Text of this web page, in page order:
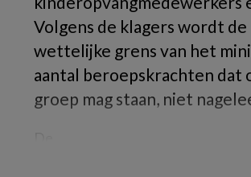
Volgens de klagers wordt de
wettelijke grens van het
aantal beroepskrachten dat
groep mag staan, niet